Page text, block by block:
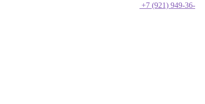
+7 (921) 949-36-